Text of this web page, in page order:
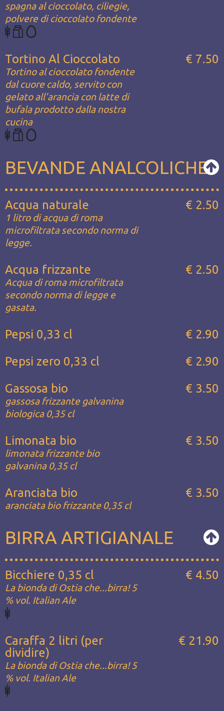
spagna al cioccolato, ciliegie,
polvere di cioccolato fondente
Tortino Al Cioccolato
Tortino al cioccolato fondente
dal cuore caldo, servito con
gelato all'arancia con latte di
bufala prodotto dalla nostra
cucina
€ 7.50
BEVANDE ANALCOLICHE
Acqua naturale
1 litro di acqua di roma
microfiltrata secondo norma di
legge.
€ 2.50
Acqua frizzante
Acqua di roma microfiltrata
secondo norma di legge e
gasata.
€ 2.50
Pepsi 0,33 cl
€ 2.90
Pepsi zero 0,33 cl
€ 2.90
Gassosa bio
gassosa frizzante galvanina
biologica 0,35 cl
€ 3.50
Limonata bio
limonata frizzante bio
galvanina 0,35 cl
€ 3.50
Aranciata bio
aranciata bio frizzante 0,35 cl
€ 3.50
BIRRA ARTIGIANALE
Bicchiere 0,35 cl
La bionda di Ostia che...birra! 5
% vol. Italian Ale
€ 4.50
Caraffa 2 litri (per
dividire)
La bionda di Ostia che...birra! 5
% vol. Italian Ale
€ 21.90